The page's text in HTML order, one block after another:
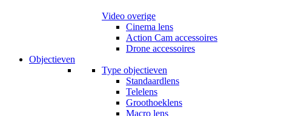
Video overige
Cinema lens
Action Cam accessoires
Drone accessoires
Objectieven
Type objectieven
Standaardlens
Telelens
Groothoeklens
Macro lens